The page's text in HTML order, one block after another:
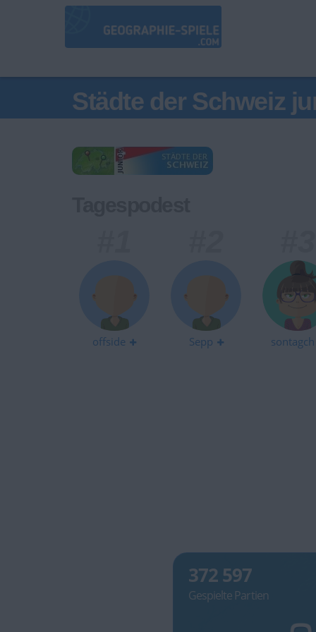
Städte der Schweiz
offside Sepp sontagch
372 597
Gespielte Partien